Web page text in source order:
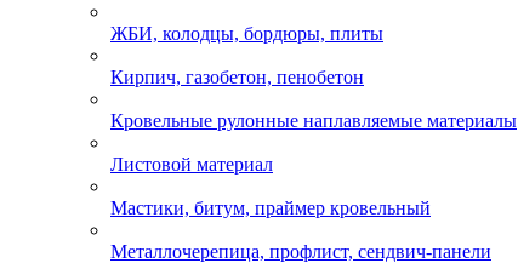
ЖБИ, колодцы, бордюры, плиты
Кирпич, газобетон, пенобетон
Кровельные рулонные наплавляемые материалы
Листовой материал
Мастики, битум, праймер кровельный
Металлочерепица, профлист, сендвич-панели